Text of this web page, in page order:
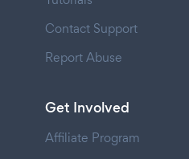
Contact Support
Report Abuse
Get Involved
Affiliate Program